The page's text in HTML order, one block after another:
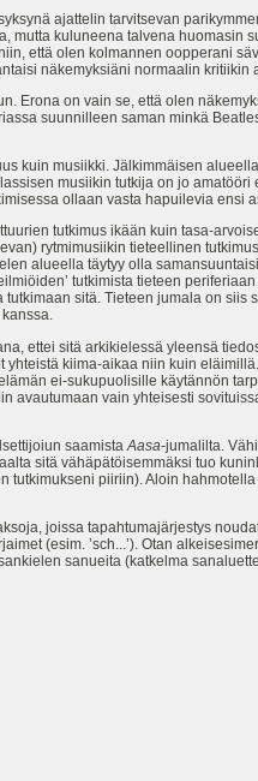
ajattelin tarvitsevan
mutta kuluneena talvena huomasin
että olen kolmannen oopperani
näkemyksiäni normaalin kritiikin
Erona on vain se, että olen
suunnilleen saman minkä
kuin musiikki. Jälkimmäisen
musiikin tutkija on jo amatööri
ollaan vasta hapuilevia ensi
tutkimus ikään kuin tasa-
rytmimusiikin tieteellinen
alueella täytyy olla
tutkimista tieteen
sitä. Tieteen jumala on siis
ettei sitä arkikielessä yleensä
yhteistä kiima-aikaa niin kuin
ei-sukupuolisille käytännön
avautumaan vain yhteisesti
saamista Aasa-jumalilta.
sitä vähäpätöisemmäksi tuo
piiriin). Aloin
joissa tapahtumajärjestys
(esim. ’sch...’). Otan
sanueita (katkelma